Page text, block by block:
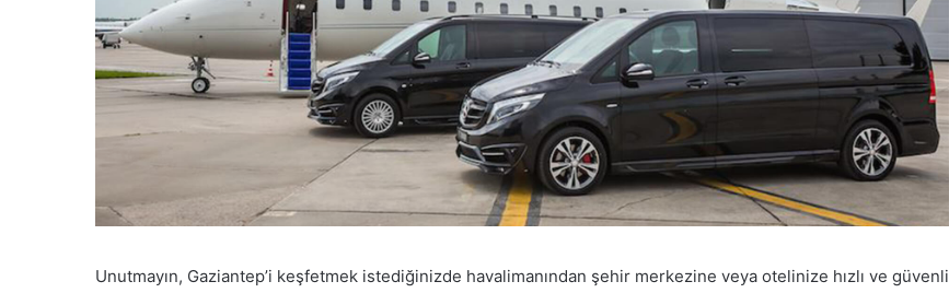
Unutmayın, Gaziantep’i keşfetmek istediğinizde havalimanından şehir merkezine veya otelinize hızlı ve güvenli